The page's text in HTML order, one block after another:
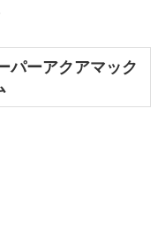
パーアクアマック